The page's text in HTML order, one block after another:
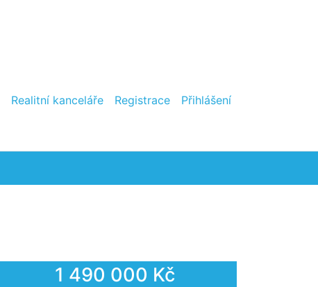
Realitní kanceláře Registrace Přihlášení
1 490 000 Kč